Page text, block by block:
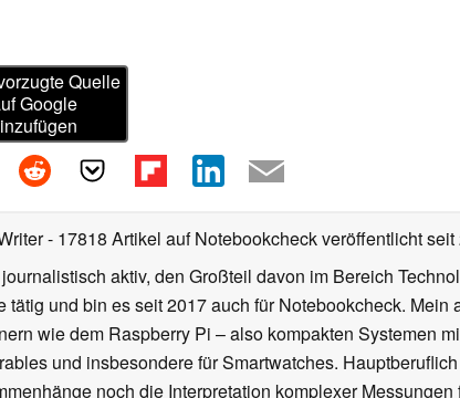
Quelle
Google
- 17818 Artikel auf Notebookcheck veröffentlichtseit
aktiv, den Großteil davon im Bereich
tätig und bin es seit 2017 auch für Notebookcheck.
wie dem Raspberry Pi – also kompakten Systemen
und insbesondere für Smartwatches.
noch die Interpretation komplexer Messungen